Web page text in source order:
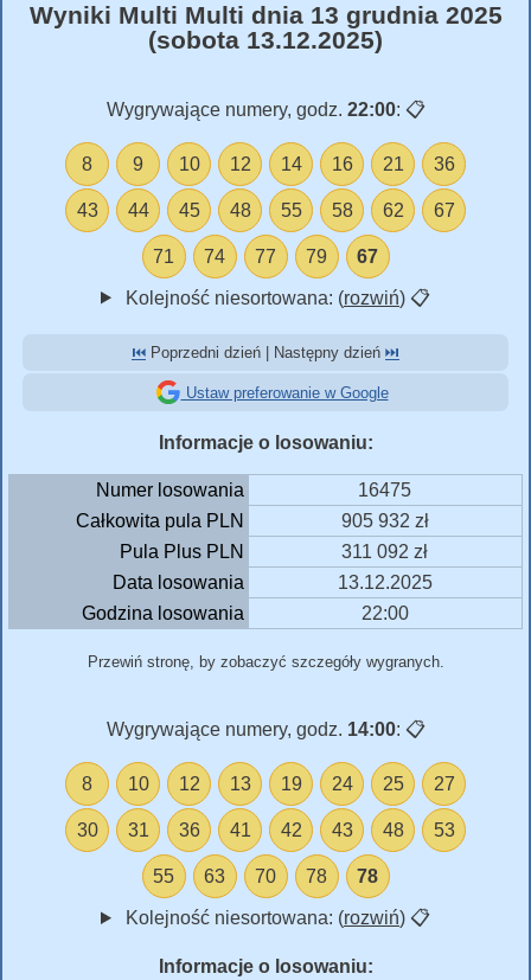
Wyniki Multi Multi dnia 13 grudnia 2025
(sobota 13.12.2025)
Wygrywające numery, godz. 22:00: 📋
8 9 10 12 14 16 21 36
43 44 45 48 55 58 62 67
71 74 77 79 67
Kolejność niesortowana: (rozwiń) 📋
⏮️ Poprzedni dzień | Następny dzień ⏭️
Ustaw preferowanie w Google
Informacje o losowaniu:
Numer losowania
16475
Całkowita pula PLN
905 932 zł
Pula Plus PLN
311 092 zł
Data losowania
13.12.2025
Godzina losowania
22:00
Przewiń stronę, by zobaczyć szczegóły wygranych.
Wygrywające numery, godz. 14:00: 📋
8 10 12 13 19 24 25 27
30 31 36 41 42 43 48 53
55 63 70 78 78
Kolejność niesortowana: (rozwiń) 📋
Informacje o losowaniu: